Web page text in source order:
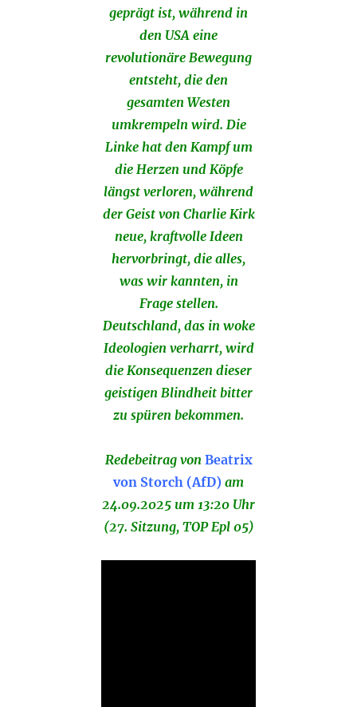
geprägt ist, während in
den USA eine
revolutionäre Bewegung
entsteht, die den
gesamten Westen
umkrempeln wird. Die
Linke hat den Kampf um
die Herzen und Köpfe
längst verloren, während
der Geist von Charlie Kirk
neue, kraftvolle Ideen
hervorbringt, die alles,
was wir kannten, in
Frage stellen.
Deutschland, das in woke
Ideologien verharrt, wird
die Konsequenzen dieser
geistigen Blindheit bitter
zu spüren bekommen.
Redebeitrag von Beatrix
von Storch (AfD) am
24.09.2025 um 13:20 Uhr
(27. Sitzung, TOP Epl 05)